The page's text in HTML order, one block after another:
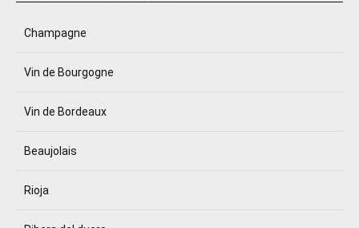
Champagne
Vin de Bourgogne
Vin de Bordeaux
Beaujolais
Rioja